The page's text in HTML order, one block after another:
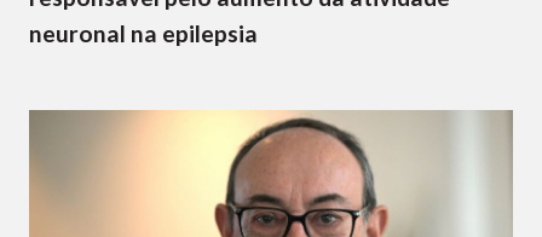
neuronal na epilepsia